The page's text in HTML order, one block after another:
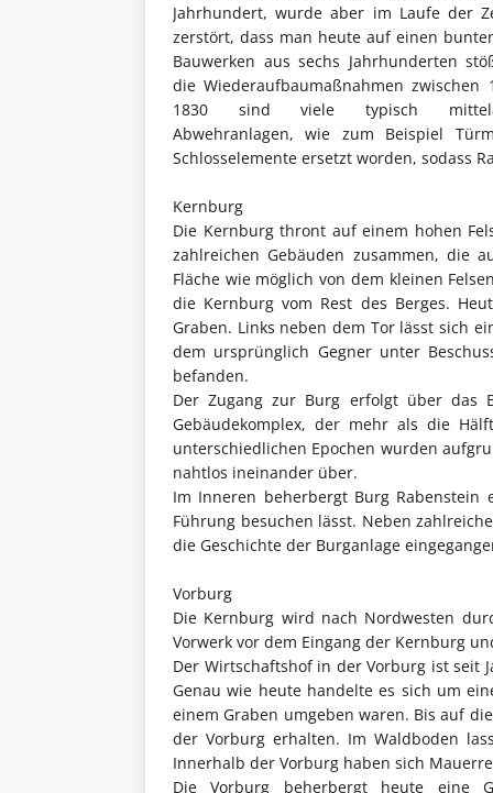
Jahrhundert, wurde aber im Laufe der
zerstört, dass man heute auf einen
Bauwerken aus sechs Jahrhunderten
die Wiederaufbaumaßnahmen zwischen
1830 sind viele typisch
Abwehranlagen, wie zum Beispiel
Schlosselemente ersetzt worden, sodass
Kernburg
Die Kernburg thront auf einem hohen
zahlreichen Gebäuden zusammen, die
Fläche wie möglich von dem kleinen
die Kernburg vom Rest des Berges.
Graben. Links neben dem Tor lässt sich
dem ursprünglich Gegner unter
befanden.
Der Zugang zur Burg erfolgt über das
Gebäudekomplex, der mehr als die
unterschiedlichen Epochen wurden
nahtlos ineinander über.
Im Inneren beherbergt Burg
Führung besuchen lässt. Neben
die Geschichte der Burganlage
Vorburg
Die Kernburg wird nach Nordwesten
Vorwerk vor dem Eingang der Kernburg
Der Wirtschaftshof in der Vorburg ist seit
Genau wie heute handelte es sich um
einem Graben umgeben waren. Bis auf
der Vorburg erhalten. Im Waldboden
Innerhalb der Vorburg haben sich
Die Vorburg beherbergt heute eine